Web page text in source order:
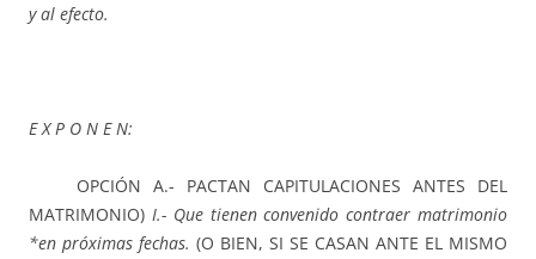
y al efecto.
E X P O N E N:
OPCIÓN A.- PACTAN CAPITULACIONES ANTES DEL
MATRIMONIO) I.- Que tienen convenido contraer matrimonio
*en próximas fechas. (O BIEN, SI SE CASAN ANTE EL MISMO